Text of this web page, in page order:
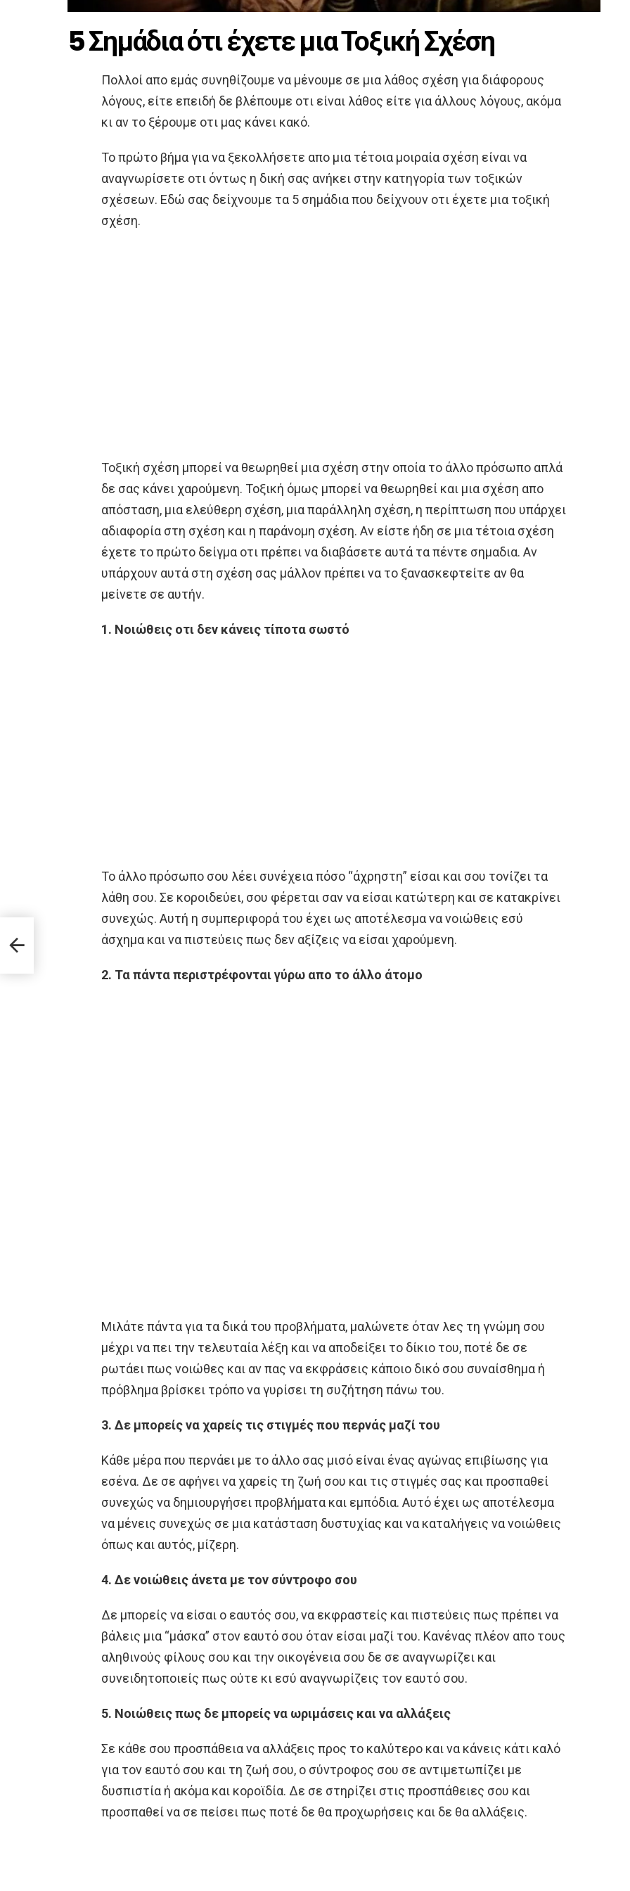
5 Σημάδια ότι έχετε μια Τοξική Σχέση
Πολλοί απο εμάς συνηθίζουμε να μένουμε σε μια λάθος σχέση για διάφορους
λόγους, είτε επειδή δε βλέπουμε οτι είναι λάθος είτε για άλλους λόγους, ακόμα
κι αν το ξέρουμε οτι μας κάνει κακό.
Το πρώτο βήμα για να ξεκολλήσετε απο μια τέτοια μοιραία σχέση είναι να
αναγνωρίσετε οτι όντως η δική σας ανήκει στην κατηγορία των τοξικών
σχέσεων. Εδώ σας δείχνουμε τα 5 σημάδια που δείχνουν οτι έχετε μια τοξική
σχέση.
Τοξική σχέση μπορεί να θεωρηθεί μια σχέση στην οποία το άλλο πρόσωπο απλά
δε σας κάνει χαρούμενη. Τοξική όμως μπορεί να θεωρηθεί και μια σχέση απο
απόσταση, μια ελεύθερη σχέση, μια παράλληλη σχέση, η περίπτωση που υπάρχει
αδιαφορία στη σχέση και η παράνομη σχέση. Αν είστε ήδη σε μια τέτοια σχέση
έχετε το πρώτο δείγμα οτι πρέπει να διαβάσετε αυτά τα πέντε σημαδια. Αν
υπάρχουν αυτά στη σχέση σας μάλλον πρέπει να το ξανασκεφτείτε αν θα
μείνετε σε αυτήν.
1. Νοιώθεις οτι δεν κάνεις τίποτα σωστό
Το άλλο πρόσωπο σου λέει συνέχεια πόσο “άχρηστη” είσαι και σου τονίζει τα
λάθη σου. Σε κοροιδεύει, σου φέρεται σαν να είσαι κατώτερη και σε κατακρίνει
συνεχώς. Αυτή η συμπεριφορά του έχει ως αποτέλεσμα να νοιώθεις εσύ
άσχημα και να πιστεύεις πως δεν αξίζεις να είσαι χαρούμενη.
2. Τα πάντα περιστρέφονται γύρω απο το άλλο άτομο
Μιλάτε πάντα για τα δικά του προβλήματα, μαλώνετε όταν λες τη γνώμη σου
μέχρι να πει την τελευταία λέξη και να αποδείξει το δίκιο του, ποτέ δε σε
ρωτάει πως νοιώθες και αν πας να εκφράσεις κάποιο δικό σου συναίσθημα ή
πρόβλημα βρίσκει τρόπο να γυρίσει τη συζήτηση πάνω του.
3. Δε μπορείς να χαρείς τις στιγμές που περνάς μαζί του
Κάθε μέρα που περνάει με το άλλο σας μισό είναι ένας αγώνας επιβίωσης για
εσένα. Δε σε αφήνει να χαρείς τη ζωή σου και τις στιγμές σας και προσπαθεί
συνεχώς να δημιουργήσει προβλήματα και εμπόδια. Αυτό έχει ως αποτέλεσμα
να μένεις συνεχώς σε μια κατάσταση δυστυχίας και να καταλήγεις να νοιώθεις
όπως και αυτός, μίζερη.
4. Δε νοιώθεις άνετα με τον σύντροφο σου
Δε μπορείς να είσαι ο εαυτός σου, να εκφραστείς και πιστεύεις πως πρέπει να
βάλεις μια “μάσκα” στον εαυτό σου όταν είσαι μαζί του. Κανένας πλέον απο τους
αληθινούς φίλους σου και την οικογένεια σου δε σε αναγνωρίζει και
συνειδητοποιείς πως ούτε κι εσύ αναγνωρίζεις τον εαυτό σου.
5. Νοιώθεις πως δε μπορείς να ωριμάσεις και να αλλάξεις
Σε κάθε σου προσπάθεια να αλλάξεις προς το καλύτερο και να κάνεις κάτι καλό
για τον εαυτό σου και τη ζωή σου, ο σύντροφος σου σε αντιμετωπίζει με
δυσπιστία ή ακόμα και κοροϊδία. Δε σε στηρίζει στις προσπάθειες σου και
προσπαθεί να σε πείσει πως ποτέ δε θα προχωρήσεις και δε θα αλλάξεις.